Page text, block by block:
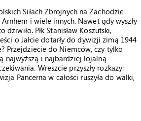
Siłach Zbrojnych na Zachodzie
i wiele innych. Nawet gdy wyszły
Płk Stanisław Koszutski,
o Jałcie dotarły do dywizji zimą 1944
Przejdziecie do Niemców, czy tylko
najwyższą i najbardziej lojalną
Wreszcie przyszły rozkazy:
Pancerna w całości ruszyła do walki,